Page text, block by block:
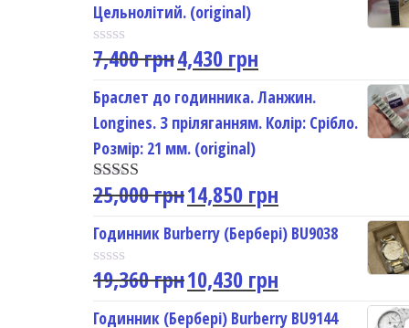
Цельнолітий. (original)
R
t
e
d
0
o
u
t
o
5
7,400грн4,430 грн
Браслет до годинника. Ланжин.
Longines. З пріляганням. Колір: Срібло.
Розмір: 21 мм. (original)
Rated5.00
out of 5
25,000грн14,850 грн
Годинник Burberry (Бербері) BU9038
R
t
19,360грн10,430 грн
Годинник (Бербері) Burberry BU9144